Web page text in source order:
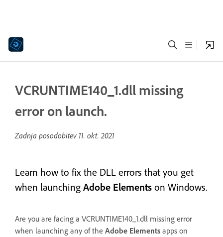
VCRUNTIME140_1.dll missing
error on launch.
Zadnja posodobitev 11. okt. 2021
Learn how to fix the DLL errors that you get
when launching Adobe Elements on Windows.
Are you are facing a VCRUNTIME140_1.dll missing error
when launching any of the Adobe Elements apps on